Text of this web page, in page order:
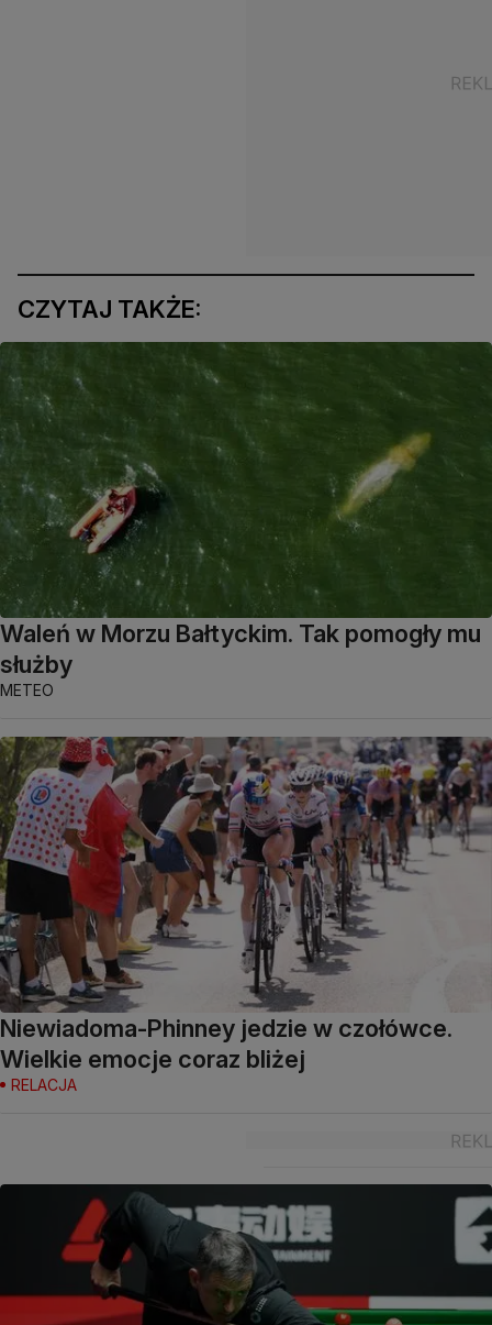
CZYTAJ TAKŻE:
Waleń w Morzu Bałtyckim. Tak pomogły mu
służby
METEO
Niewiadoma-Phinney jedzie w czołówce.
Wielkie emocje coraz bliżej
RELACJA